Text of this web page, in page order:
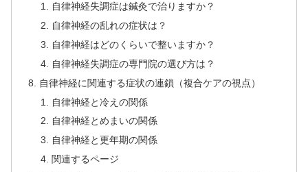
自律神経失調症は鍼灸で治りますか？
自律神経の乱れの症状は？
自律神経はどのくらいで整いますか？
自律神経失調症の専門院の選び方は？
自律神経に関連する症状の連鎖（複合ケアの視点）
自律神経と冷えの関係
自律神経とめまいの関係
自律神経と更年期の関係
関連するページ